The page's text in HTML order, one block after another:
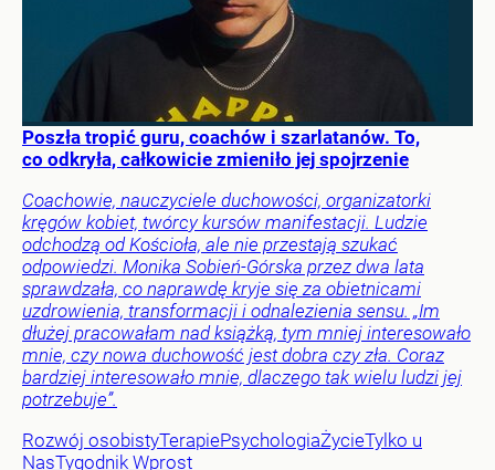
Poszła tropić guru, coachów i szarlatanów. To,
co odkryła, całkowicie zmieniło jej spojrzenie
Coachowie, nauczyciele duchowości, organizatorki
kręgów kobiet, twórcy kursów manifestacji. Ludzie
odchodzą od Kościoła, ale nie przestają szukać
odpowiedzi. Monika Sobień-Górska przez dwa lata
sprawdzała, co naprawdę kryje się za obietnicami
uzdrowienia, transformacji i odnalezienia sensu. „Im
dłużej pracowałam nad książką, tym mniej interesowało
mnie, czy nowa duchowość jest dobra czy zła. Coraz
bardziej interesowało mnie, dlaczego tak wielu ludzi jej
potrzebuje”.
Rozwój osobistyTerapiePsychologiaŻycieTylko u
NasTygodnik Wprost